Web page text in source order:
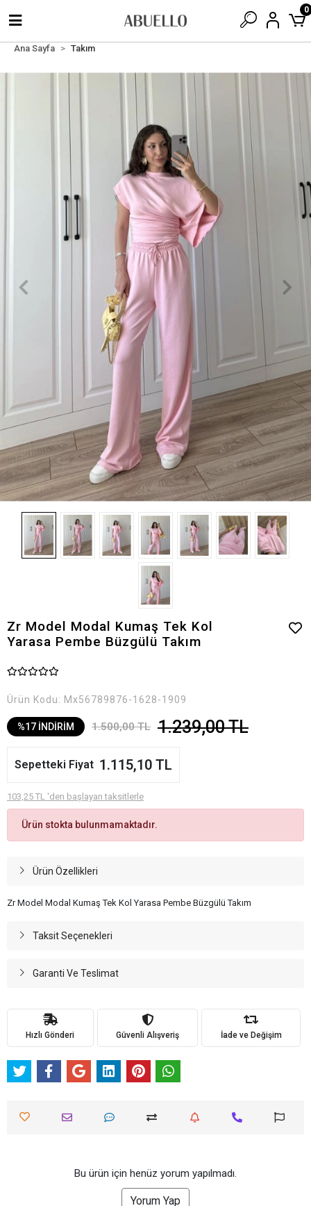
0
Ana Sayfa Takım
Zr Model Modal Kumaş Tek Kol
Yarasa Pembe Büzgülü Takım
Ürün Kodu: Mx56789876-1628-1909
%17 İNDİRİM 1.500,00 TL 1.239,00 TL
Sepetteki Fiyat 1.115,10 TL
103,25 TL 'den başlayan taksitlerle
Ürün stokta bulunmamaktadır.
Ürün Özellikleri
Zr Model Modal Kumaş Tek Kol Yarasa Pembe Büzgülü Takım
Taksit Seçenekleri
Garanti Ve Teslimat
Hızlı Gönderi Güvenli Alışveriş İade ve Değişim
Bu ürün için henüz yorum yapılmadı.
Yorum Yap